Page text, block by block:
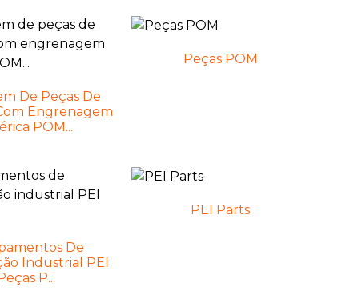
De Peças De
Engrenagem
POM...
Peças POM
De
Industrial PEI
P...
PEI Parts